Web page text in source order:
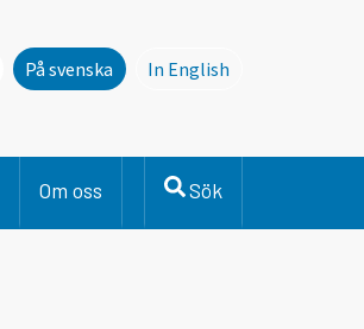
På svenska
In English
Om oss Sök